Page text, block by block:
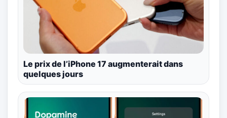
Le prix de l’iPhone 17 augmenterait dans
quelques jours